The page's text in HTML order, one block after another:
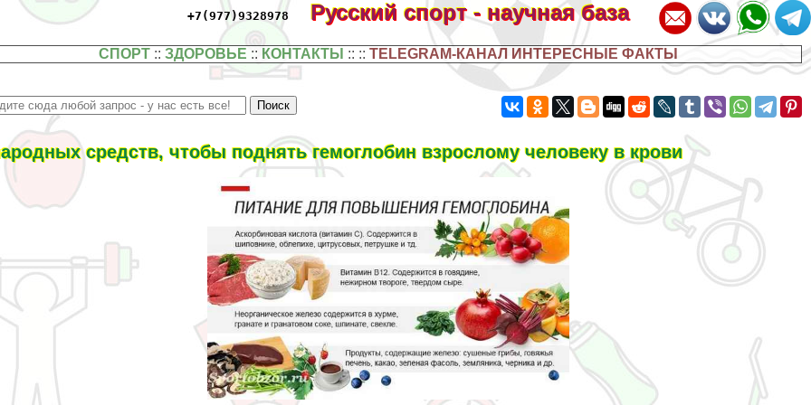
+7(977)9328978 Русский спорт - научная база
СПОРТ ::ЗДОРОВЬЕ :: КОНТАКТЫ :: ::TELEGRAM-КАНАЛ ИНТЕРЕСНЫЕ ФАКТЫ
средств, чтобы поднять гемоглобин взрослому человеку в крови